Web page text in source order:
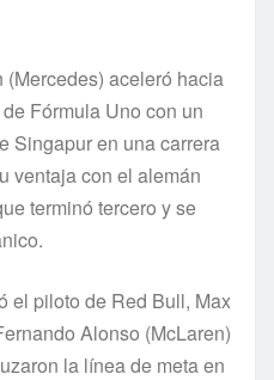
aceleró hacia
Fórmula Uno con un
Singapur en una carrera
ventaja con el alemán
terminó tercero y se
el piloto de Red Bull, Max
Alonso (McLaren)
la línea de meta en